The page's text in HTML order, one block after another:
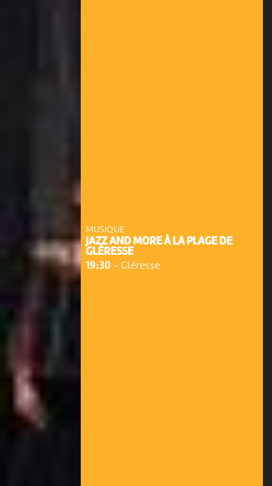
MUSIQUE
JAZZ AND MORE À LA PLAGE DE
GLÉRESSE
19:30- Gléresse